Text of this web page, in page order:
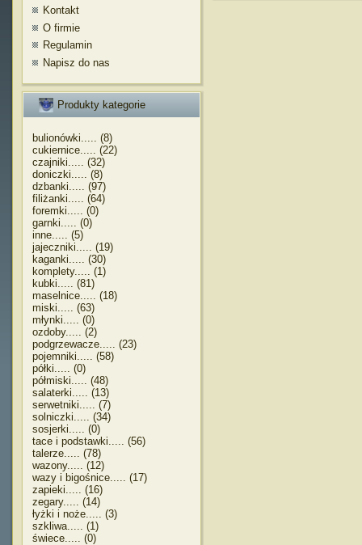
Kontakt
O firmie
Regulamin
Napisz do nas
Produkty kategorie
bulionówki..... (8)
cukiernice..... (22)
czajniki..... (32)
doniczki..... (8)
dzbanki..... (97)
filiżanki..... (64)
foremki..... (0)
garnki..... (0)
inne..... (5)
jajeczniki..... (19)
kaganki..... (30)
komplety..... (1)
kubki..... (81)
maselnice..... (18)
miski..... (63)
młynki..... (0)
ozdoby..... (2)
podgrzewacze..... (23)
pojemniki..... (58)
półki..... (0)
półmiski..... (48)
salaterki..... (13)
serwetniki..... (7)
solniczki..... (34)
sosjerki..... (0)
tace i podstawki..... (56)
talerze..... (78)
wazony..... (12)
wazy i bigośnice..... (17)
zapieki..... (16)
zegary..... (14)
łyżki i noże..... (3)
szkliwa..... (1)
świece..... (0)